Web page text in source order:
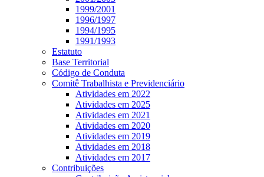
1999/2001
1996/1997
1994/1995
1991/1993
Estatuto
Base Territorial
Código de Conduta
Comitê Trabalhista e Previdenciário
Atividades em 2022
Atividades em 2025
Atividades em 2021
Atividades em 2020
Atividades em 2019
Atividades em 2018
Atividades em 2017
Contribuições